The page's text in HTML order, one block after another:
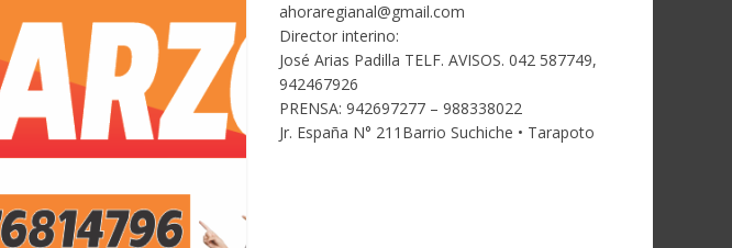
ahoraregianal@gmail.com
Director interino:
José Arias Padilla TELF. AVISOS. 042 587749,
942467926
PRENSA: 942697277 – 988338022
Jr. España N° 211Barrio Suchiche • Tarapoto